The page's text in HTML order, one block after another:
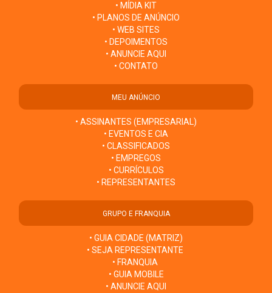
• MÍDIA KIT
• PLANOS DE ANÚNCIO
• WEB SITES
• DEPOIMENTOS
• ANUNCIE AQUI
• CONTATO
MEU ANÚNCIO
• ASSINANTES (EMPRESARIAL)
• EVENTOS E CIA
• CLASSIFICADOS
• EMPREGOS
• CURRÍCULOS
• REPRESENTANTES
GRUPO E FRANQUIA
• GUIA CIDADE (MATRIZ)
• SEJA REPRESENTANTE
• FRANQUIA
• GUIA MOBILE
• ANUNCIE AQUI